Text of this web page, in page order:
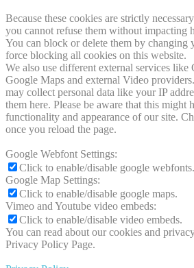
Because these cookies are strictly
you cannot refuse them without impacting
You can block or delete them by changing
force blocking all cookies on this website.
We also use different external services like
Google Maps and external Video
may collect personal data like your IP
them here. Please be aware that this might
functionality and appearance of our site.
once you reload the page.
Google Webfont Settings:
Click to enable/disable google webfonts.
Google Map Settings:
Click to enable/disable google maps.
Vimeo and Youtube video embeds:
Click to enable/disable video embeds.
You can read about our cookies and
Privacy Policy Page.